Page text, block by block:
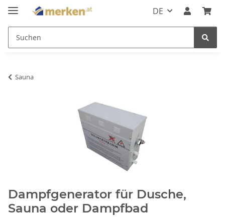
DE
Sauna
Dampfgenerator für Dusche,
Sauna oder Dampfbad